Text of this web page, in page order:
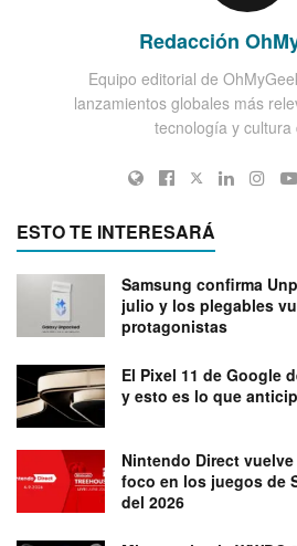
Redacción
Equipo editorial de
lanzamientos globales más
tecnología y cultura
ESTO TE INTERESARÁ
Samsung confirma
julio y los plegables
protagonistas
El Pixel 11 de Google
y esto es lo que
Nintendo Direct
foco en los juegos de
del 2026